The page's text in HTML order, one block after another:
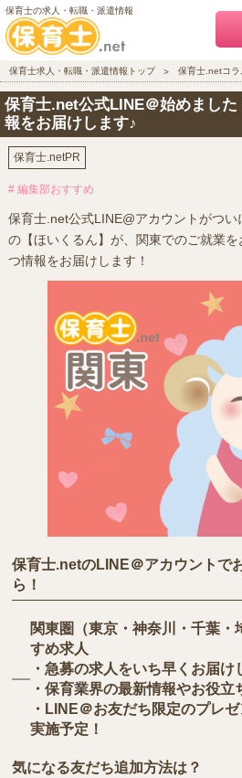
保育士の求人・転職・派遣情報
保育士求人・転職・派遣情報トップ 保育士.netコラ
保育士.net公式LINE＠始めまし
報をお届けします♪
保育士.netPR
# 編集部おすすめ
保育士.net公式LINE@アカウントがつ
の【ほいくるん】が、関東でのご就業
つ情報をお届けします！
保育士.netのLINE＠アカウントで
ら！
関東圏（東京・神奈川・千葉・
すめ求人
・急募の求人をいち早くお届け
・保育業界の最新情報やお役立
・LINE＠お友だち限定のプレ
実施予定！
気になる友だち追加方法は？